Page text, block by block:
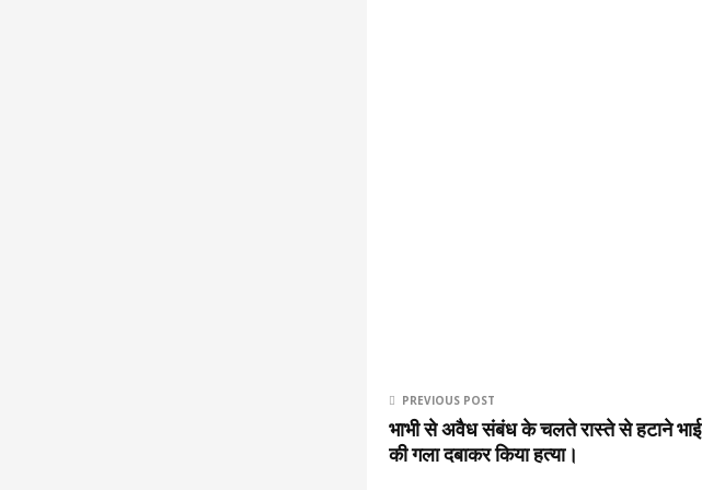
PREVIOUS POST
भाभी से अवैध संबंध के चलते रास्ते से हटाने भाई
की गला दबाकर किया हत्या।